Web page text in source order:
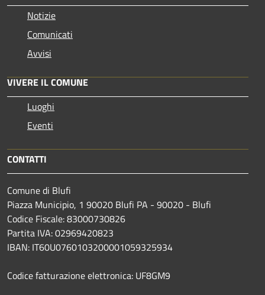
Notizie
Comunicati
Avvisi
VIVERE IL COMUNE
Luoghi
Eventi
CONTATTI
Comune di Blufi
Piazza Municipio, 1 90020 Blufi PA - 90020 - Blufi
Codice Fiscale: 83000730826
Partita IVA: 02969420823
IBAN: IT60U0760103200001059325934
Codice fatturazione elettronica: UF8GM9